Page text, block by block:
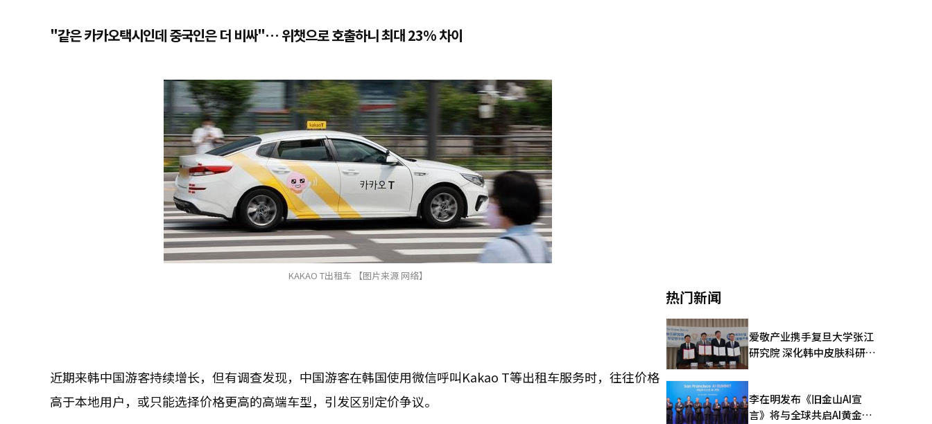
"같은 카카오택시인데 중국인은 더 비싸"… 위챗으로 호출하니 최대 23% 차이
KAKAO T出租车 【图片来源 网络】
近期来韩中国游客持续增长，但有调查发现，中国游客在韩国使用微信呼叫Kakao T等出租车服务时，往往价格
高于本地用户，或只能选择价格更高的高端车型，引发区别定价争议。
热门新闻
爱敬产业携手复旦大学张江
研究院 深化韩中皮肤科研合
李在明发布《旧金山AI宣
言》将与全球共启AI黄金时